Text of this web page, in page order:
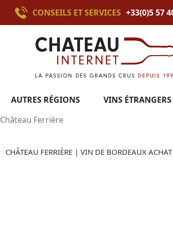
CONSEILS ET SERVICES +33(0)5 57
AUTRES RÉGIONS VINS ÉTRANGERS
Château Ferrière
CHÂTEAU FERRIÈRE | VIN DE BORDEAUX